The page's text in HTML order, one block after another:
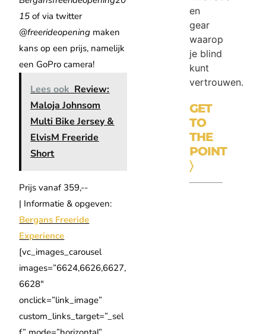
15 of via twitter
@freerideopening maken
kans op een prijs, namelijk
een GoPro camera!
Lees ook Review:
Maloja Johnsom
Multi Bike Jersey &
ElvisM Freeride
Short
Prijs vanaf 359,-­
| Informatie & opgeven:
Bergans Freeride
Experience
[vc_images_carousel
images=”6624,6626,6627,
6628″
onclick=”link_image”
custom_links_target=”_sel
en
gear
waarop
je blind
kunt
vertrouwen.
GET
TO
THE
POINT
〉